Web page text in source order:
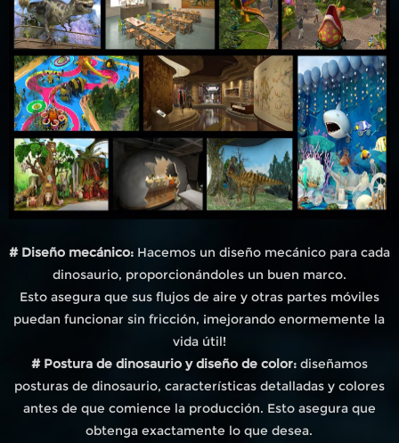
# Diseño mecánico:Hacemos un diseño mecánico para cada
dinosaurio, proporcionándoles un buen marco.
Esto asegura que sus flujos de aire y otras partes móviles
puedan funcionar sin fricción, ¡mejorando enormemente la
vida útil!
# Postura de dinosaurio y diseño de color:diseñamos
posturas de dinosaurio, características detalladas y colores
antes de que comience la producción. Esto asegura que
obtenga exactamente lo que desea.